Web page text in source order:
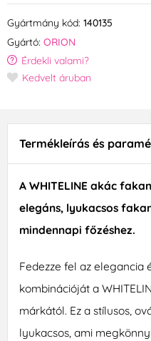
Gyártmány kód: 140135
Gyártó: ORION
Érdekli valami?
Kedvelt áruban
Termékleírás és
A WHITELINE akác
elegáns, lyukacsos
mindennapi főzéshez.
Fedezze fel az elegancia
kombinációját a
márkától. Ez a stílusos,
lyukacsos, ami